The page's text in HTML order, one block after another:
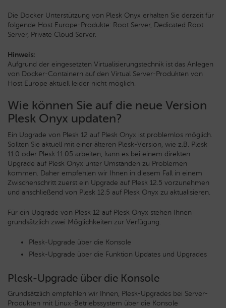
Die Docker Unterstützung von Plesk Onyx erhalten Sie derzeit für
folgende Host Europe-Produkte: Root Server, Dedicated Root
Server, Private Cloud Server.
Hinweis:
Aufgrund der eingesetzten Virtualisierungstechnik ist das Anlegen
von Docker-Containern auf den Virtual Server-Produkten von
Host Europe aktuell leider nicht möglich.
Wie können Sie auf die neue Version
Plesk Onyx updaten?
Ein Upgrade von Plesk 12 auf Plesk Onyx ist problemlos möglich.
Sollten Sie aktuell mit einer älteren Plesk-Version, wie z.B. Plesk
11.0 oder Plesk 11.05 arbeiten, kann es bei einem direkten
Upgrade auf Plesk Onyx unter Umständen zu Problemen
kommen. Daher empfehlen wir Ihnen in diesem Fall in einem
Zwischenschritt zuerst ein Upgrade auf Plesk 12.5 vorzunehmen
und anschließend von Plesk 12.5 auf Plesk Onyx zu aktualisieren.
Für ein Upgrade von Plesk 12 auf Plesk Onyx stehen Ihnen
grundsätzlich zwei Möglichkeiten zur Verfügung.
Plesk-Upgrade über die Konsole
Plesk-Upgrade über die Funktion Updates und Upgrades
Plesk-Upgrade über die Konsole
Grundsätzlich empfehlen wir Ihnen, Plesk-Upgrades bei Server-
Produkten mit Linux-Betriebssystem über die Konsole